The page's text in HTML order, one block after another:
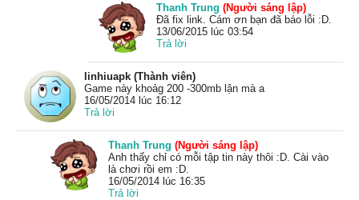
Thanh Trung (Người sáng lập)
Đã fix link. Cám ơn bạn đã báo lỗi :D.
13/06/2015 lúc 03:54
Trả lời
linhiuapk (Thành viên)
Game này khoảg 200 -300mb lận mà a
16/05/2014 lúc 16:12
Trả lời
Thanh Trung (Người sáng lập)
Anh thấy chỉ có mỗi tập tin này thôi :D. Cài vào
là chơi rồi em :D.
16/05/2014 lúc 16:35
Trả lời